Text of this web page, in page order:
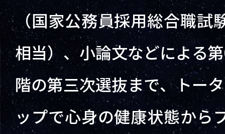
（国家公務員採用総合職試
相当）、小論文などによる
階の第三次選抜まで、トー
ップで心身の健康状態から